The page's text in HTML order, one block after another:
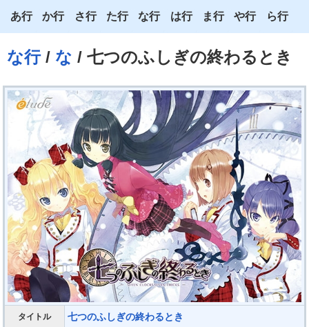
な行/ な / 七つのふしぎの終わるとき
あ行
い
う
え
お
か行
き
く
け
こ
さ行
し
す
せ
そ
た行
ち
つ
て
と
な行
に
ぬ
ね
は行
ひ
ふ
へ
ほ
ま行
み
む
め
も
や行
ゆ
よ
わ
ら行
り
る
れ
ろ
タイトル 七つのふしぎの終わるとき